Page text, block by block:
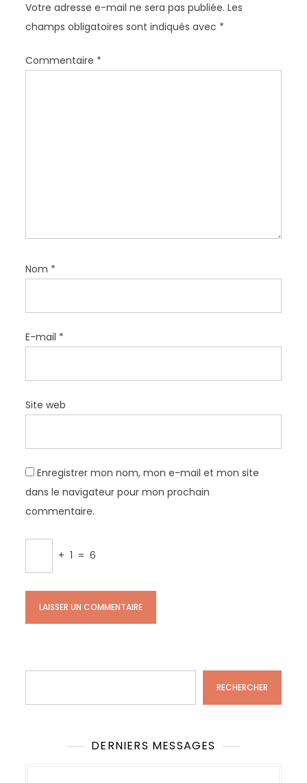
n
d
e
l
Votre adresse e-mail ne sera pas publiée. Les
champs obligatoires sont indiqués avec *
Commentaire *
Nom *
E-mail *
Site web
Enregistrer mon nom, mon e-mail et mon site
dans le navigateur pour mon prochain
commentaire.
+ 1 = 6
RECHERCHER
DERNIERS MESSAGES